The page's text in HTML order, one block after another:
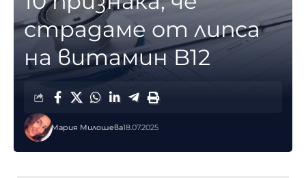
страдаме от липса
на витамин B12
Мария Милошева18.07.2025